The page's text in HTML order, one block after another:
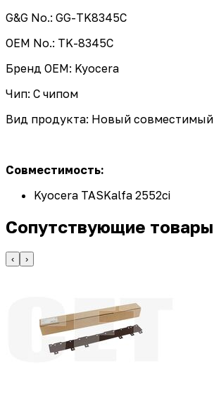
G&G No.: GG-TK8345C
OEM No.: TK-8345C
Бренд ОЕМ: Kyocera
Чип: С чипом
Вид продукта: Новый совместимый
Совместимость:
Kyocera TASKalfa 2552ci
Сопутствующие товары
‹ ›